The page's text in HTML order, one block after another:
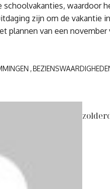
schoolvakanties, waardoor
zijn om de
plannen van een